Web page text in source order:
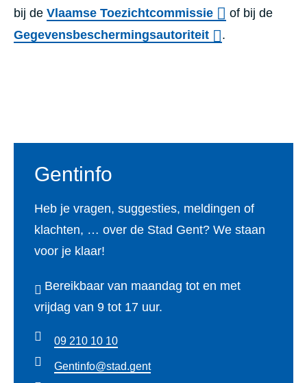
bij de Vlaamse Toezichtcommissie
of bij de
Gegevensbeschermingsautoriteit
.
Gentinfo
Heb je vragen, suggesties, meldingen of
klachten, … over de Stad Gent? We staan
voor je klaar!
Bereikbaar van maandag tot en met
vrijdag van 9 tot 17 uur.
09 210 10 10
Gentinfo@stad.gent